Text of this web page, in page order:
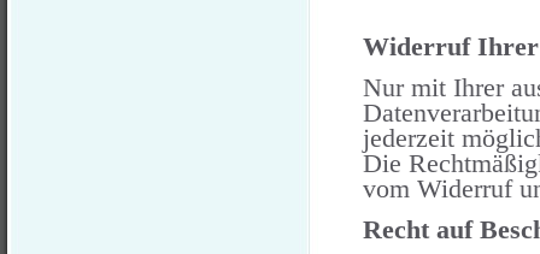
Widerruf Ihrer
Nur mit Ihrer
jederzeit
Die
vom Widerruf
Recht auf